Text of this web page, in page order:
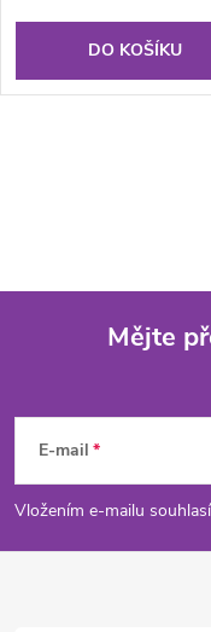
DO KOŠÍKU
p
Mějte
E-mail
Vložením e-mailu